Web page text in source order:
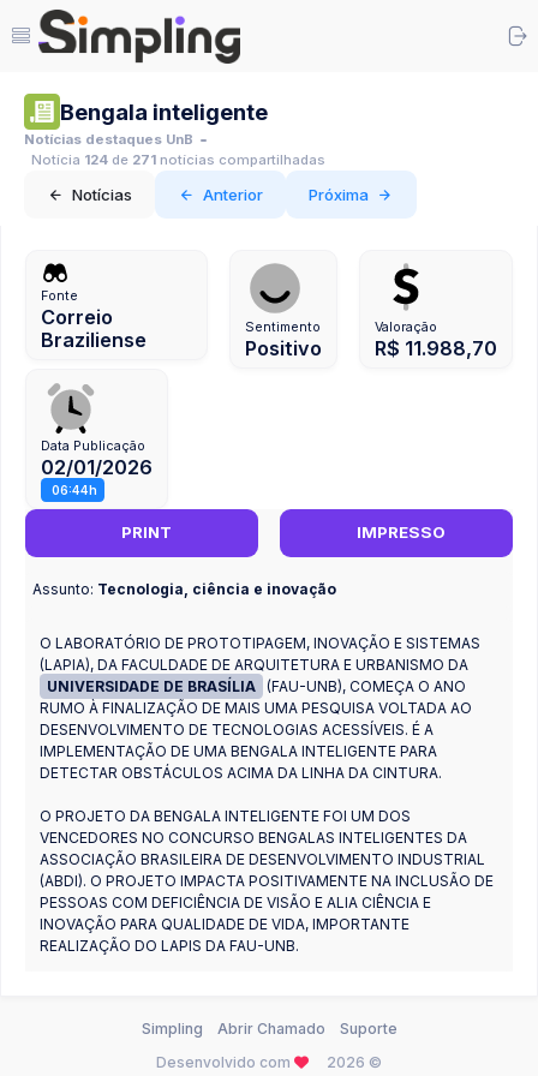
Bengala inteligente
Notícias destaques UnB
Notícia 124 de 271 notícias compartilhadas
Notícias Anterior Próxima
Fonte
Correio
Braziliense
Sentimento
Positivo
Valoração
R$ 11.988,70
Data Publicação
02/01/2026
06:44h
PRINT IMPRESSO
Assunto: Tecnologia, ciência e inovação
O LABORATÓRIO DE PROTOTIPAGEM, INOVAÇÃO E SISTEMAS
(LAPIA), DA FACULDADE DE ARQUITETURA E URBANISMO DA
UNIVERSIDADE DE BRASÍLIA (FAU-UNB), COMEÇA O ANO
RUMO À FINALIZAÇÃO DE MAIS UMA PESQUISA VOLTADA AO
DESENVOLVIMENTO DE TECNOLOGIAS ACESSÍVEIS. É A
IMPLEMENTAÇÃO DE UMA BENGALA INTELIGENTE PARA
DETECTAR OBSTÁCULOS ACIMA DA LINHA DA CINTURA.
O PROJETO DA BENGALA INTELIGENTE FOI UM DOS
VENCEDORES NO CONCURSO BENGALAS INTELIGENTES DA
ASSOCIAÇÃO BRASILEIRA DE DESENVOLVIMENTO INDUSTRIAL
(ABDI). O PROJETO IMPACTA POSITIVAMENTE NA INCLUSÃO DE
PESSOAS COM DEFICIÊNCIA DE VISÃO E ALIA CIÊNCIA E
INOVAÇÃO PARA QUALIDADE DE VIDA, IMPORTANTE
REALIZAÇÃO DO LAPIS DA FAU-UNB.
Desenvolvido com 2026 ©
Simpling Abrir Chamado Suporte